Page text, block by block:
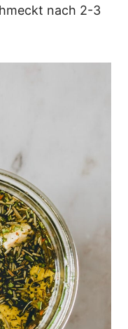
nach 2-3